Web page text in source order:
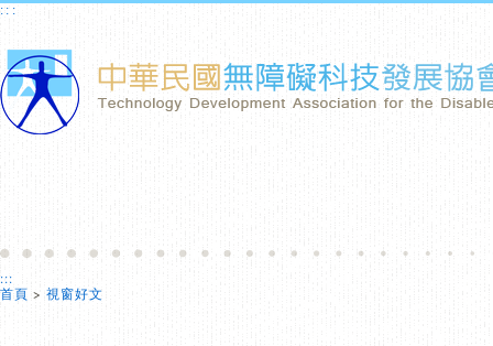
:::
:::
首頁 > 視窗好文